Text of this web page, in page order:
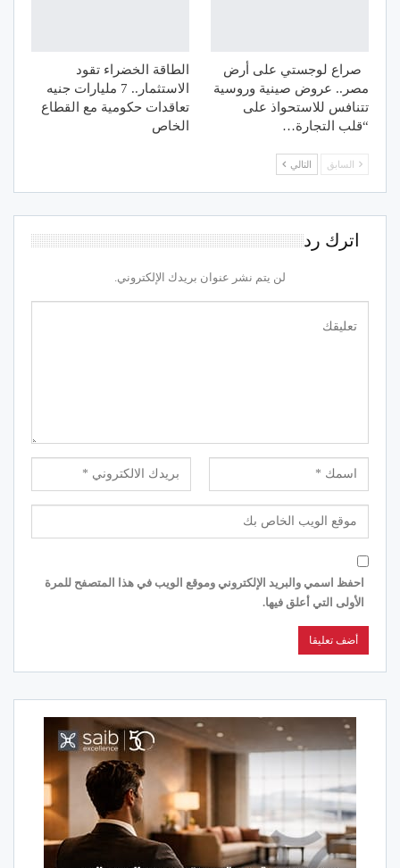
صراع لوجستي على أرض
مصر.. عروض صينية وروسية
تتنافس للاستحواذ على
“قلب التجارة…
الطاقة الخضراء تقود
الاستثمار.. 7 مليارات جنيه
تعاقدات حكومية مع القطاع
الخاص
السابق التالي
اترك رد
لن يتم نشر عنوان بريدك الإلكتروني.
احفظ اسمي والبريد الإلكتروني وموقع الويب في هذا المتصفح للمرة
الأولى التي أعلق فيها.